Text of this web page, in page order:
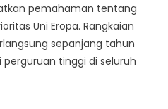
pemahaman tentang
Uni Eropa. Rangkaian
sepanjang tahun
tinggi di seluruh